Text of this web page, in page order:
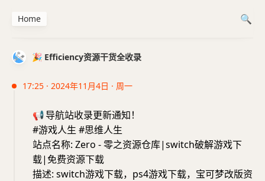
🎉 Efficiency资源干货全收录
17:25 · 2024年11月4日 · 周一
📢导航站收录更新通知！
#游戏人生 #思维人生
站点名称: Zero - 零之资源仓库|switch破解游戏下
载|免费资源下载
描述: switch游戏下载，ps4游戏下载，宝可梦改版资
Home